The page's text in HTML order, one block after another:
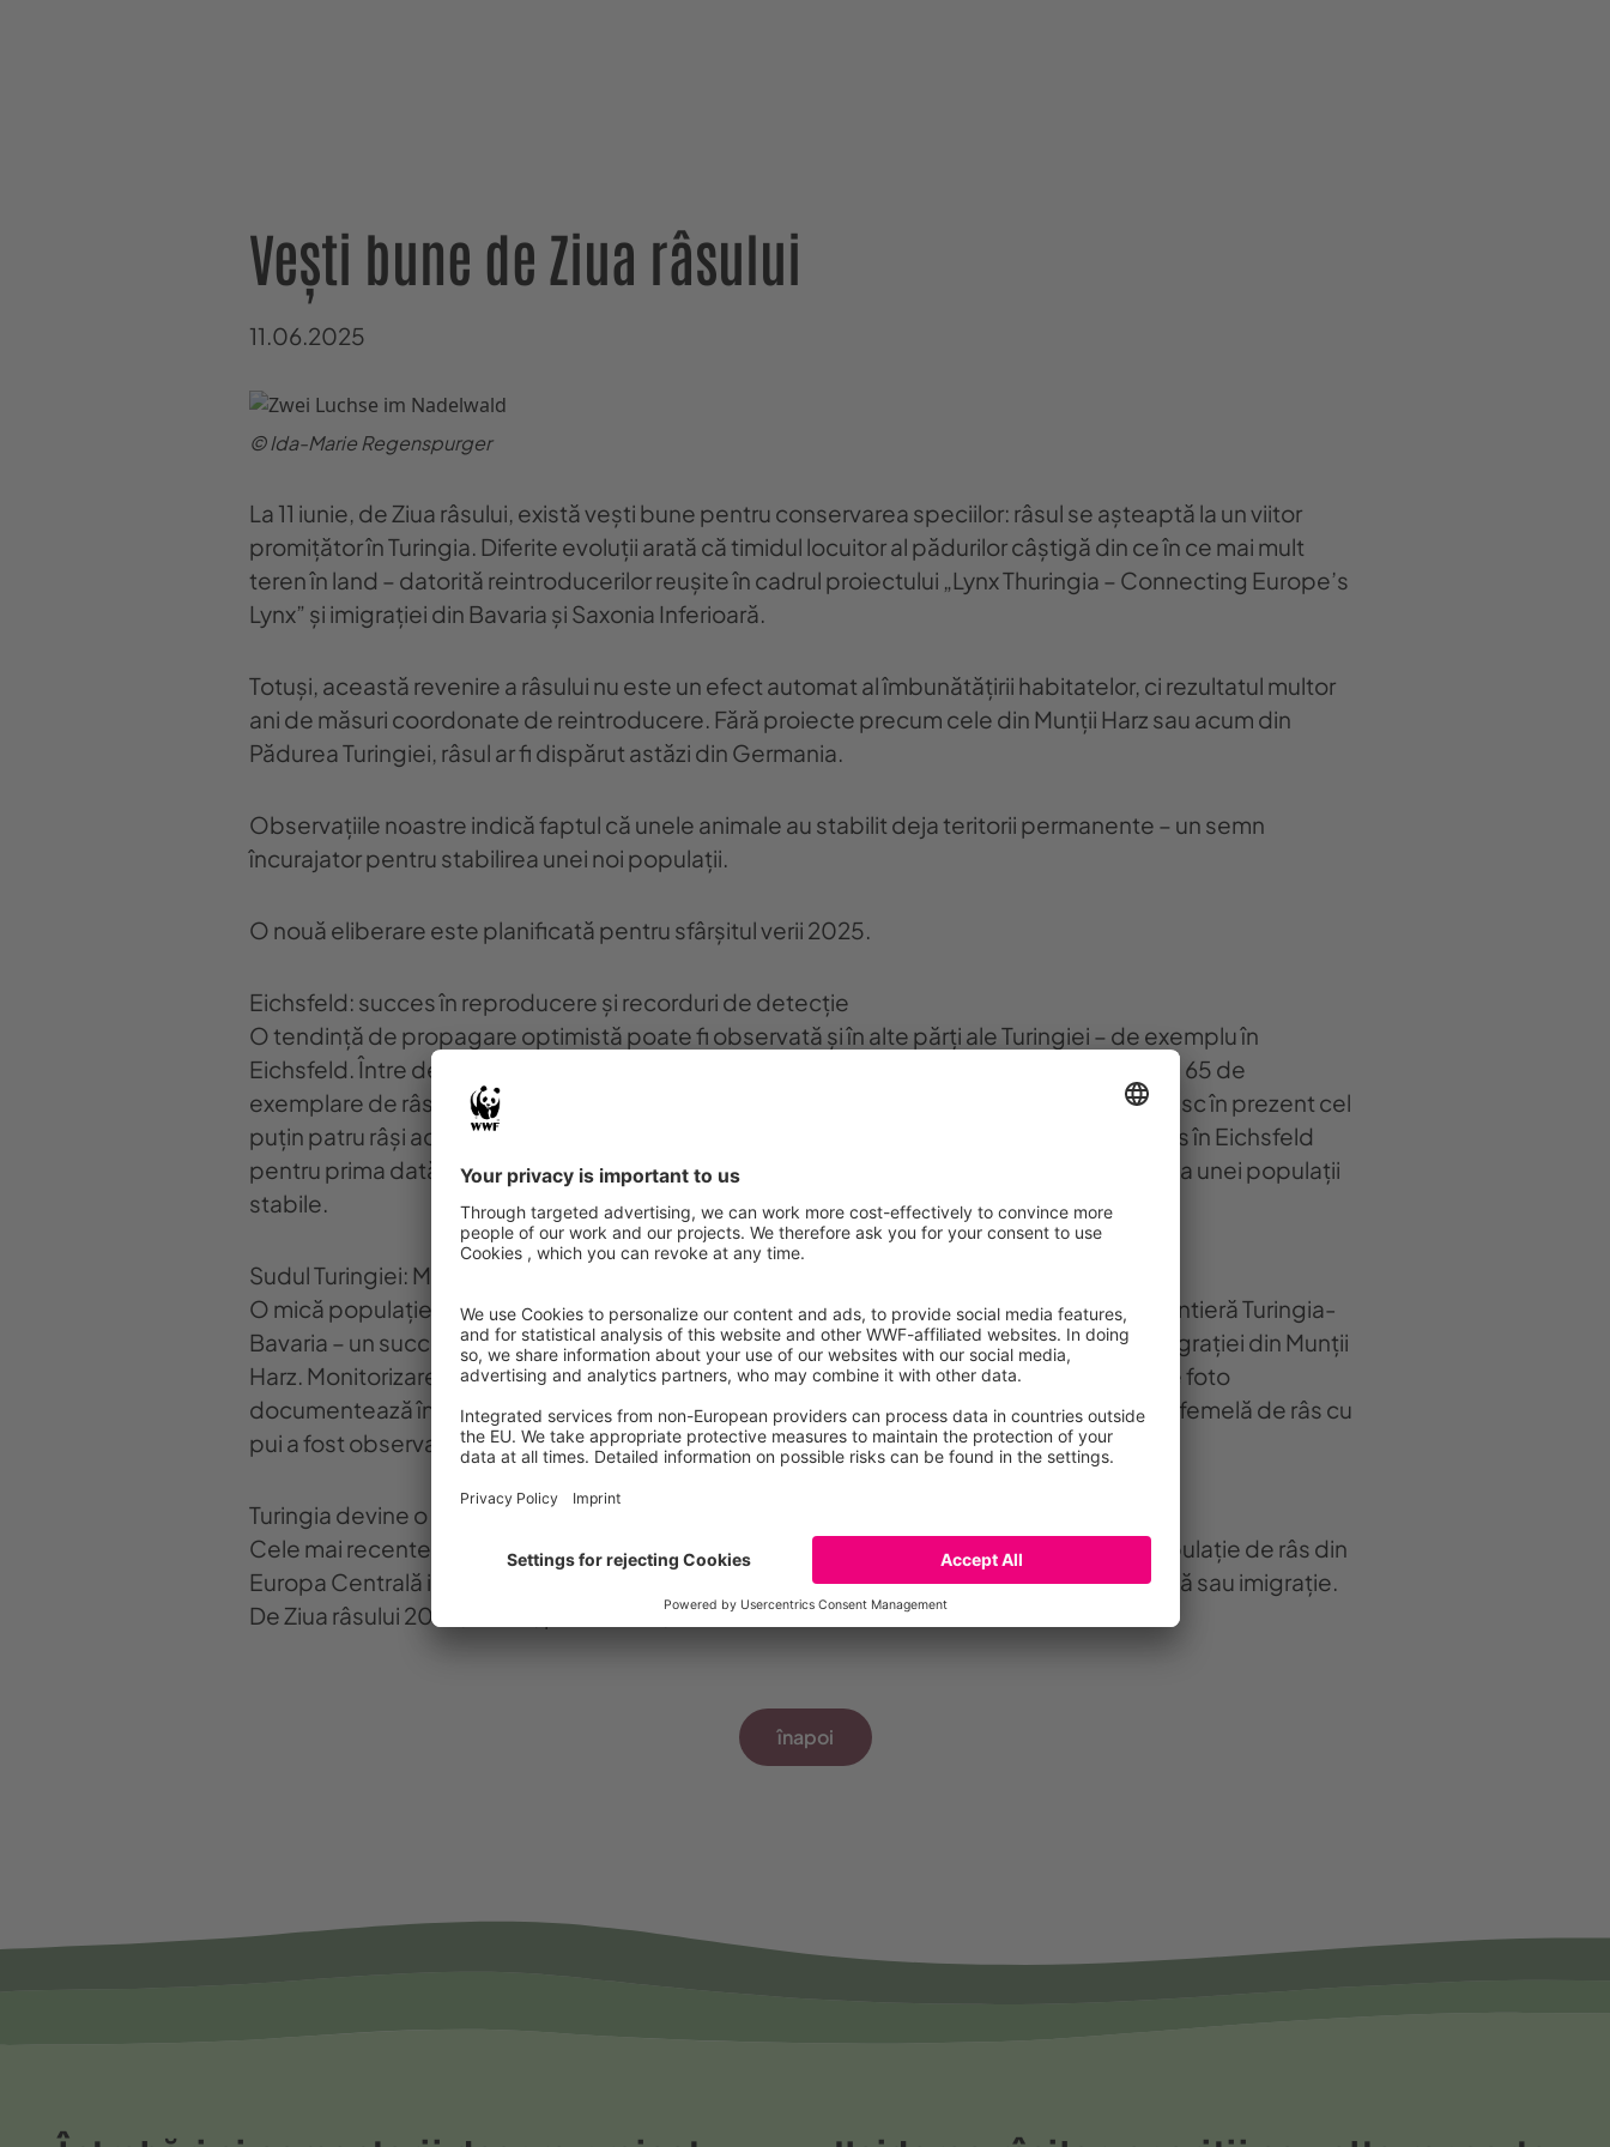
Vești bune de Ziua râsului
11.06.2025
© Ida-Marie Regenspurger
La 11 iunie, de Ziua râsului, există vești bune pentru conservarea speciilor: râsul se așteaptă la un viitor
promițător în Turingia. Diferite evoluții arată că timidul locuitor al pădurilor câștigă din ce în ce mai mult
teren în land – datorită reintroducerilor reușite în cadrul proiectului „Lynx Thuringia – Connecting Europe’s
Lynx” și imigrației din Bavaria și Saxonia Inferioară.
Totuși, această revenire a râsului nu este un efect automat al îmbunătățirii habitatelor, ci rezultatul multor
ani de măsuri coordonate de reintroducere. Fără proiecte precum cele din Munții Harz sau acum din
Pădurea Turingiei, râsul ar fi dispărut astăzi din Germania.
Observațiile noastre indică faptul că unele animale au stabilit deja teritorii permanente – un semn
încurajator pentru stabilirea unei noi populații.
O nouă eliberare este planificată pentru sfârșitul verii 2025.
Eichsfeld: succes în reproducere și recorduri de detecție
O tendință de propagare optimistă poate fi observată și în alte părți ale Turingiei – de exemplu în
Eichsfeld. Între decembrie 2024 și martie 2025, capcanele foto au permis înregistrarea a 65 de
exemplare de râs. Conform estimărilor actuale, în zona limitrofă cu Saxonia Inferioară trăiesc în prezent cel
puțin patru râși adulți. Este deosebit de îmbucurător faptul că două femele s-au reprodus în Eichsfeld
pentru prima dată anul trecut – acest lucru este esențial pentru stabilirea pe termen lung a unei populații
stabile.
Sudul Turingiei: Mică populație de râs
O mică populație de râs se stabilește, de asemenea, în sudul Turingiei, în regiunea de frontieră Turingia-
Bavaria – un succes al reintroducerilor bavareze, în special al puilor orfani, precum și al imigrației din Munții
Harz. Monitorizarea noastră în comun cu proprietarii de păduri și cu vânătorii prin capcane foto
documentează în prezent cel puțin patru exemplare diferite de râs. În vara anului 2024, o femelă de râs cu
pui a fost observată pentru prima dată în pădurea Turingiei.
Turingia devine o punte pentru râs
Cele mai recente evoluții arată clar că Turingia devine o legătură importantă pentru o populație de râs din
Europa Centrală interconectată. Fie prin reintroducere direcționată, reproducere naturală sau imigrație.
De Ziua râsului 2025, există, prin urmare, toate motivele să fim încrezători.
înapoi